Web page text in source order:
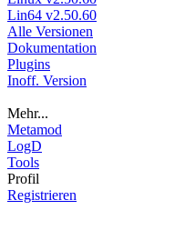
Lin64 v2.50.60
Alle Versionen
Dokumentation
Plugins
Inoff. Version
Mehr...
Metamod
LogD
Tools
Profil
Registrieren